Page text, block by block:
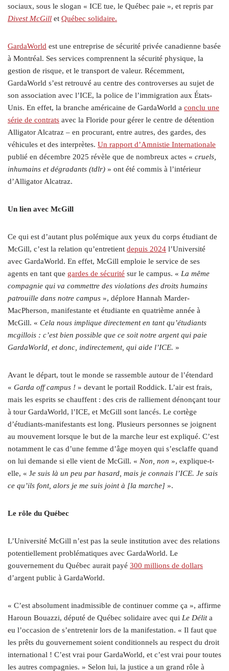
sociaux, sous le slogan « ICE tue, le Québec paie », et repris par
Divest McGill et Québec solidaire.
GardaWorld est une entreprise de sécurité privée canadienne basée
à Montréal. Ses services comprennent la sécurité physique, la
gestion de risque, et le transport de valeur. Récemment,
GardaWorld s’est retrouvé au centre des controverses au sujet de
son association avec l’ICE, la police de l’immigration aux États-
Unis. En effet, la branche américaine de GardaWorld a conclu une
série de contrats avec la Floride pour gérer le centre de détention
Alligator Alcatraz – en procurant, entre autres, des gardes, des
véhicules et des interprètes. Un rapport d’Amnistie Internationale
publié en décembre 2025 révèle que de nombreux actes « cruels,
inhumains et dégradants (tdlr) » ont été commis à l’intérieur
d’Alligator Alcatraz.
Un lien avec McGill
Ce qui est d’autant plus polémique aux yeux du corps étudiant de
McGill, c’est la relation qu’entretient depuis 2024 l’Université
avec GardaWorld. En effet, McGill emploie le service de ses
agents en tant que gardes de sécurité sur le campus. « La même
compagnie qui va commettre des violations des droits humains
patrouille dans notre campus », déplore Hannah Marder-
MacPherson, manifestante et étudiante en quatrième année à
McGill. « Cela nous implique directement en tant qu’étudiants
mcgillois : c’est bien possible que ce soit notre argent qui paie
GardaWorld, et donc, indirectement, qui aide l’ICE. »
Avant le départ, tout le monde se rassemble autour de l’étendard
« Garda off campus ! » devant le portail Roddick. L’air est frais,
mais les esprits se chauffent : des cris de ralliement dénonçant tour
à tour GardaWorld, l’ICE, et McGill sont lancés. Le cortège
d’étudiants-manifestants est long. Plusieurs personnes se joignent
au mouvement lorsque le but de la marche leur est expliqué. C’est
notamment le cas d’une femme d’âge moyen qui s’esclaffe quand
on lui demande si elle vient de McGill. « Non, non », explique-t-
elle, « Je suis là un peu par hasard, mais je connais l’ICE. Je sais
ce qu’ils font, alors je me suis joint à [la marche] ».
Le rôle du Québec
L’Université McGill n’est pas la seule institution avec des relations
potentiellement problématiques avec GardaWorld. Le
gouvernement du Québec aurait payé 300 millions de dollars
d’argent public à GardaWorld.
« C’est absolument inadmissible de continuer comme ça », affirme
Haroun Bouazzi, député de Québec solidaire avec qui Le Délita
eu l’occasion de s’entretenir lors de la manifestation. « Il faut que
les prêts du gouvernement soient conditionnels au respect du droit
international ! C’est vrai pour GardaWorld, et c’est vrai pour toutes
les autres compagnies. » Selon lui, la justice a un grand rôle à